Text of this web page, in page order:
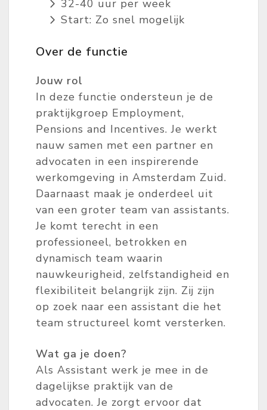
32-40 uur per week
Start: Zo snel mogelijk
Over de functie
Jouw rol
In deze functie ondersteun je de
praktijkgroep Employment,
Pensions and Incentives. Je werkt
nauw samen met een partner en
advocaten in een inspirerende
werkomgeving in Amsterdam Zuid.
Daarnaast maak je onderdeel uit
van een groter team van assistants.
Je komt terecht in een
professioneel, betrokken en
dynamisch team waarin
nauwkeurigheid, zelfstandigheid en
flexibiliteit belangrijk zijn. Zij zijn
op zoek naar een assistant die het
team structureel komt versterken.
Wat ga je doen?
Als Assistant werk je mee in de
dagelijkse praktijk van de
advocaten. Je zorgt ervoor dat